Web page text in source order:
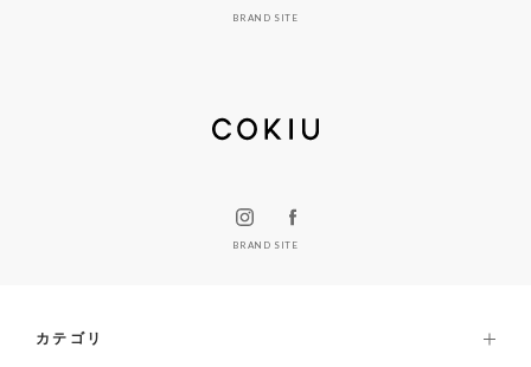
BRAND SITE
BRAND SITE
カテゴリ